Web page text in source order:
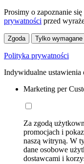
Prosimy o zapoznanie
prywatności przed
Zgoda Tylko wymagane
Polityka prywatności
Indywidualne ustawienia
Marketing per
Za zgodą
promocjach i
naszą witryną. W
dane osobowe
dostawcami i